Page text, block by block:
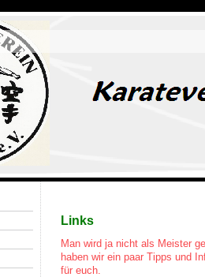
Links
Man wird ja nicht als Meister
haben wir ein paar Tipps und
für euch.